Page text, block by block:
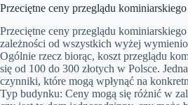
Przeciętne ceny przeglądu kominiarskiego
Przeciętne ceny przeglądu
zależności od wszystkich wyżej
Ogólnie rzecz biorąc, koszt przeglądu
się od 100 do 300 złotych w Polsce.
czynniki, które mogą wpłynąć na
Typ budynku: Ceny mogą się różnić w